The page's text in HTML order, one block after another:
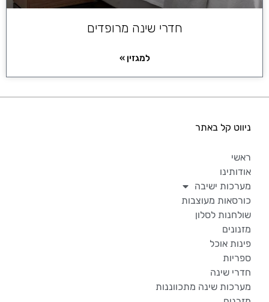
חדרי שינה מרופדים
למגזין »
ניווט קל באתר
ראשי
אודותינו
מערכות ישיבה
כורסאות מעוצבות
שולחנות לסלון
מזנונים
פינות אוכל
ספריות
חדרי שינה
מערכות שינה מתכווננות